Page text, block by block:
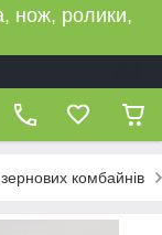
нож, ролики,
комбайнів